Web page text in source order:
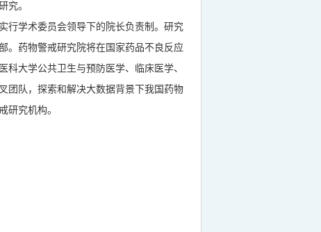
究。
行学术委员会领导下的院长负责制。研究
。药物警戒研究院将在国家药品不良反应
大学公共卫生与预防医学、临床医学、
团队，探索和解决大数据背景下我国药物
研究机构。